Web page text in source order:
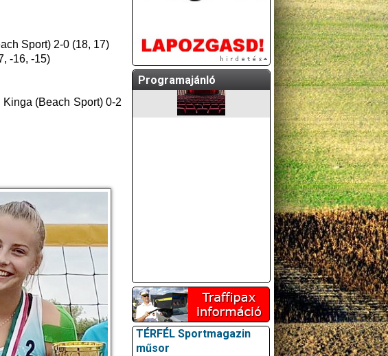
Sport) 2-0 (18, 17)
-16, -15)
(Beach Sport) 0-2
Programajánló
OLDALUNKON TESSZÜK
KÖZZÉ!
TÉRFÉL Sportmagazin
műsor